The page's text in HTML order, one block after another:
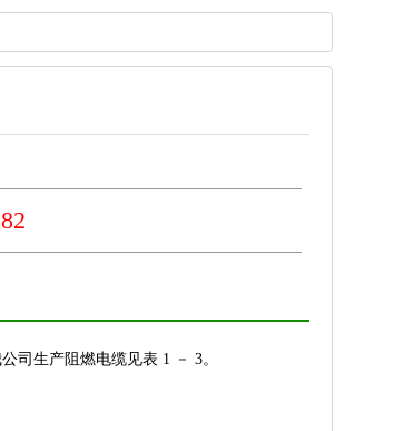
司生产阻燃电缆见表 1 － 3。